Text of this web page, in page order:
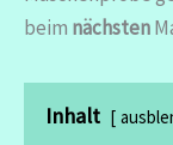
beim nächsten
Inhalt